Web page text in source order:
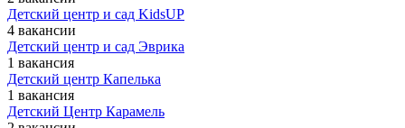
Детский центр и сад KidsUP
4 вакансии
Детский центр и сад Эврика
1 вакансия
Детский центр Капелька
1 вакансия
Детский Центр Карамель